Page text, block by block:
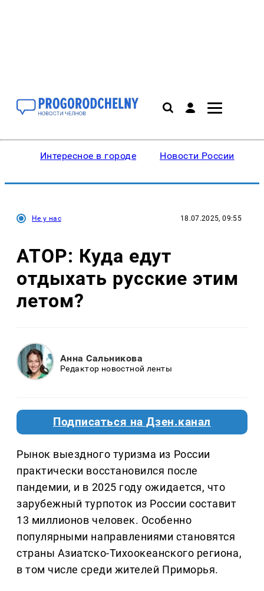
Интересное в городе Новости России
Не у нас 18.07.2025, 09:55
АТОР: Куда едут
отдыхать русские этим
летом?
Анна Сальникова
Редактор новостной ленты
Подписаться на Дзен.канал
Рынок выездного туризма из России
практически восстановился после
пандемии, и в 2025 году ожидается, что
зарубежный турпоток из России составит
13 миллионов человек. Особенно
популярными направлениями становятся
страны Азиатско-Тихоокеанского региона,
в том числе среди жителей Приморья.